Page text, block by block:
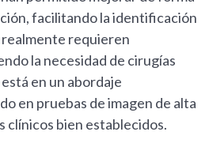
facilitando la identificación
realmente requieren
la necesidad de cirugías
en un abordaje
en pruebas de imagen de alta
clínicos bien establecidos.